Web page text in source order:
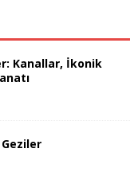
Kanallar, İkonik